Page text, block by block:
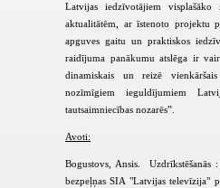
Latvijas iedzīvotājiem
aktualitātēm, ar īstenoto projektu
apguves gaitu un praktiskos
raidījuma panākumu atslēga ir
dinamiskais un reizē
nozīmīgiem ieguldījumiem
tautsaimniecības nozarēs”.
Avoti:
Bogustovs, Ansis. Uzdrīkstēšanās
bezpeļņas SIA "Latvijas televīzija"